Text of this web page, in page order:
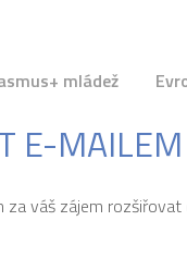
mládež
E-MAILEM
za váš zájem